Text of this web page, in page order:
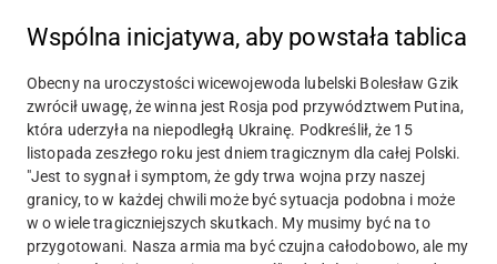
Wspólna inicjatywa, aby powstała tablica
Obecny na uroczystości wicewojewoda lubelski Bolesław Gzik
zwrócił uwagę, że winna jest Rosja pod przywództwem Putina,
która uderzyła na niepodległą Ukrainę. Podkreślił, że 15
listopada zeszłego roku jest dniem tragicznym dla całej Polski.
"Jest to sygnał i symptom, że gdy trwa wojna przy naszej
granicy, to w każdej chwili może być sytuacja podobna i może
w o wiele tragiczniejszych skutkach. My musimy być na to
przygotowani. Nasza armia ma być czujna całodobowo, ale my